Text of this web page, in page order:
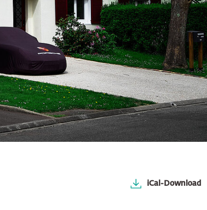
iCal-Download